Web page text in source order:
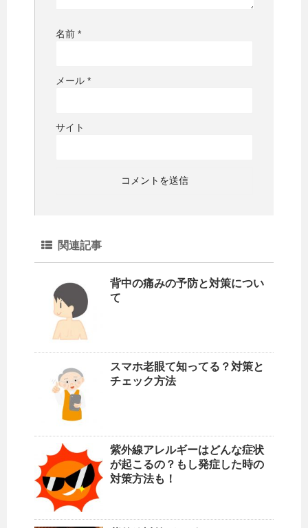
名前 *
メール *
サイト
関連記事
背中の痛みの予防と対策につい
て
スマホ老眼て知ってる？対策と
チェック方法
紫外線アレルギーはどんな症状
が起こるの？もし発症した時の
対策方法も！